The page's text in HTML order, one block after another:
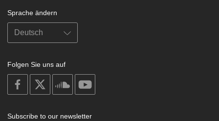
Sprache ändern
Folgen Sie uns auf
on
facebook
soundcloud
Subscribe to our newsletter